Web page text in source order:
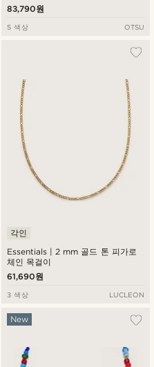
83,790원
5 색상 OTSU
Essentials | 2 mm 골드 톤 피가로
체인 목걸이
각인
61,690원
3 색상 LUCLEON
New